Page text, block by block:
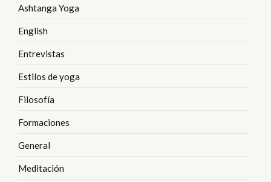
Ashtanga Yoga
English
Entrevistas
Estilos de yoga
Filosofía
Formaciones
General
Meditación